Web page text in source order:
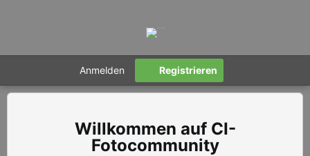
Anmelden Registrieren
CI-
Fotocommunity